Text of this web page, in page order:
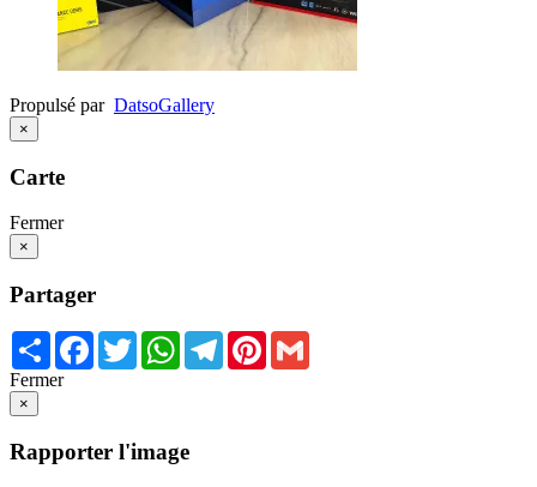
Propulsé par DatsoGallery
×
Carte
Fermer
×
Partager
Share Facebook
TwitterWhatsApp
TelegramPinterest
Fermer
×
Rapporter l'image